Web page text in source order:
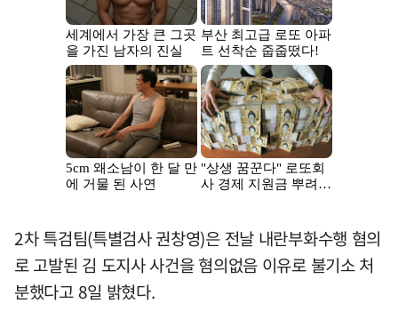
2차 특검팀(특별검사 권창영)은 전날 내란부화수행 혐의
로 고발된 김 도지사 사건을 혐의없음 이유로 불기소 처
분했다고 8일 밝혔다.